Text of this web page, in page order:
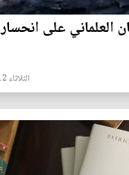
العلماني على انحسار
الثلاثاء 12 حزيران 2018